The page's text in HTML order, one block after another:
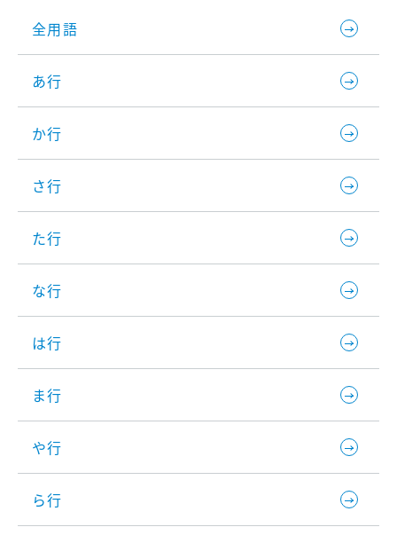
全用語
あ行
か行
さ行
た行
な行
は行
ま行
や行
ら行